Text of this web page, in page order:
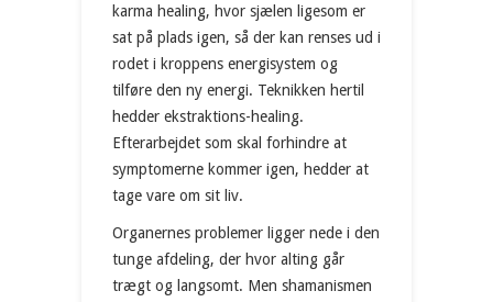
karma healing, hvor sjælen ligesom er
sat på plads igen, så der kan renses ud i
rodet i kroppens energisystem og
tilføre den ny energi. Teknikken hertil
hedder ekstraktions-healing.
Efterarbejdet som skal forhindre at
symptomerne kommer igen, hedder at
tage vare om sit liv.
Organernes problemer ligger nede i den
tunge afdeling, der hvor alting går
trægt og langsomt. Men shamanismen